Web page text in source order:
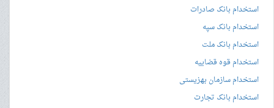
استخدام بانک صادرات
استخدام بانک سپه
استخدام بانک ملت
استخدام قوه قضاییه
استخدام سازمان بهزیستی
استخدام بانک تجارت